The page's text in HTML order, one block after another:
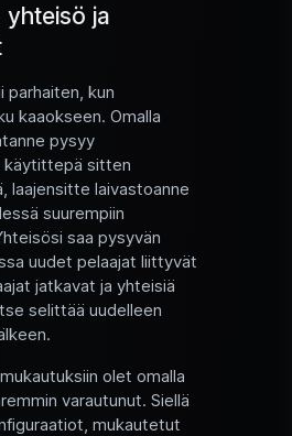
yhteisö ja
parhaiten, kun
kaaokseen. Omalla
pysyy
käytittepä sitten
laajensitte laivastoanne
suurempiin
saa pysyvän
uudet pelaajat liittyvät
jatkavat ja yhteisiä
selittää uudelleen
olet omalla
varautunut. Siellä
mukautetut